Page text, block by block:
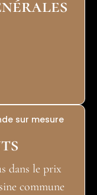
dans le prix
commune
sur mesure